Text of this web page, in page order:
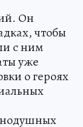
Он
чтобы
с ним
уже
о героях